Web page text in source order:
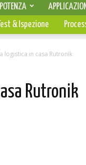
DI ELETTRONICA
POTENZA
Test & Ispezione
logistica in casa Rutronik
Rutronik